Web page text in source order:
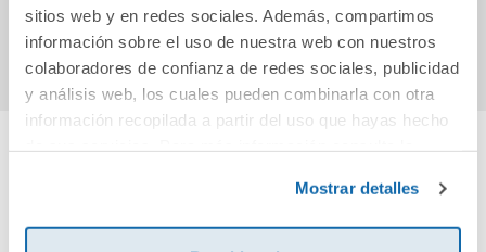
sitios web y en redes sociales. Además, compartimos
información sobre el uso de nuestra web con nuestros
colaboradores de confianza de redes sociales, publicidad
y análisis web, los cuales pueden combinarla con otra
información recopilada a partir del uso que hayas hecho
Mostrar detalles
Comprar
Comprar
Cuéntanos tu opinión